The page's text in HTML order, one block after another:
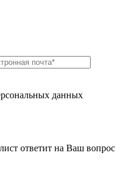
данных
ответит на Ваш вопрос